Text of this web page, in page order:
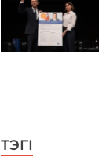
ТЭГІ